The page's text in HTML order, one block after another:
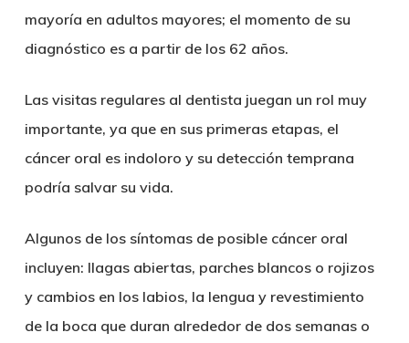
mayoría en adultos mayores; el momento de su
diagnóstico es a partir de los 62 años.
Las visitas regulares al dentista juegan un rol muy
importante, ya que en sus primeras etapas, el
cáncer oral es indoloro y su detección temprana
podría salvar su vida.
Algunos de los síntomas de posible cáncer oral
incluyen: llagas abiertas, parches blancos o rojizos
y cambios en los labios, la lengua y revestimiento
de la boca que duran alrededor de dos semanas o